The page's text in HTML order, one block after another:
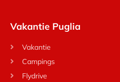
Vakantie Puglia
Vakantie
Campings
Flydrive